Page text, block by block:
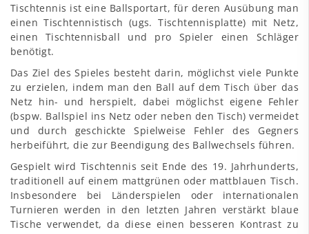
Tischtennis ist eine Ballsportart, für deren Ausübung man
einen Tischtennistisch (ugs. Tischtennisplatte) mit Netz,
einen Tischtennisball und pro Spieler einen Schläger
benötigt.
Das Ziel des Spieles besteht darin, möglichst viele Punkte
zu erzielen, indem man den Ball auf dem Tisch über das
Netz hin- und herspielt, dabei möglichst eigene Fehler
(bspw. Ballspiel ins Netz oder neben den Tisch) vermeidet
und durch geschickte Spielweise Fehler des Gegners
herbeiführt, die zur Beendigung des Ballwechsels führen.
Gespielt wird Tischtennis seit Ende des 19. Jahrhunderts,
traditionell auf einem mattgrünen oder mattblauen Tisch.
Insbesondere bei Länderspielen oder internationalen
Turnieren werden in den letzten Jahren verstärkt blaue
Tische verwendet, da diese einen besseren Kontrast zu